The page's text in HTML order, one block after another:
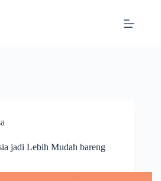
jadi Lebih Mudah bareng